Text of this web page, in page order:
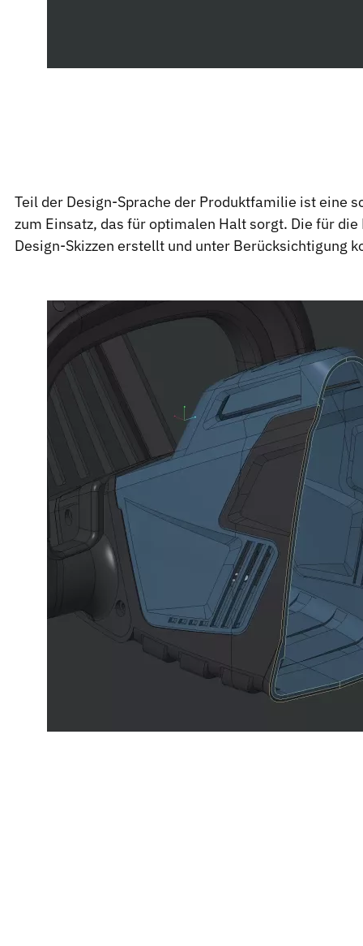
Teil der Design-Sprache der Produktfamilie ist eine
zum Einsatz, das für optimalen Halt sorgt. Die für
Design-Skizzen erstellt und unter Berücksichtigung